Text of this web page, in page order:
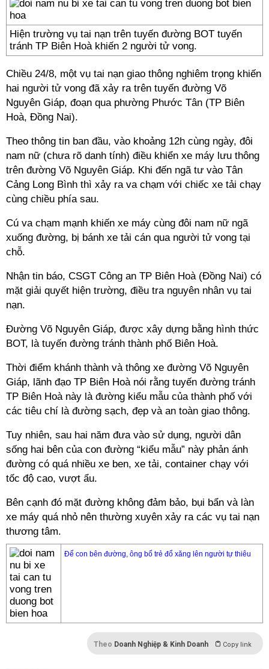
Hiện trường vụ tai nạn trên tuyến đường BOT tuyến
tránh TP Biên Hoà khiến 2 người tử vong.
Chiều 24/8, một vụ tai nạn giao thông nghiêm trọng khiến
hai người tử vong đã xảy ra trên tuyến đường Võ
Nguyên Giáp, đoạn qua phường Phước Tân (TP Biên
Hoà, Đồng Nai).
Theo thông tin ban đầu, vào khoảng 12h cùng ngày, đôi
nam nữ (chưa rõ danh tính) điều khiển xe máy lưu thông
trên đường Võ Nguyên Giáp. Khi đến ngã tư vào Tân
Cảng Long Bình thì xảy ra va chạm với chiếc xe tải chạy
cùng chiều phía sau.
Cú va chạm mạnh khiến xe máy cùng đôi nam nữ ngã
xuống đường, bị bánh xe tải cán qua người tử vong tại
chỗ.
Nhận tin báo, CSGT Công an TP Biên Hoà (Đồng Nai) có
mặt giải quyết hiện trường, điều tra nguyên nhân vụ tai
nạn.
Đường Võ Nguyên Giáp, được xây dựng bằng hình thức
BOT, là tuyến đường tránh thành phố Biên Hoà.
Thời điểm khánh thành và thông xe đường Võ Nguyên
Giáp, lãnh đạo TP Biên Hoà nói rằng tuyến đường tránh
TP Biên Hoà này là đường kiểu mẫu của thành phố với
các tiêu chí là đường sạch, đẹp và an toàn giao thông.
Tuy nhiên, sau hai năm đưa vào sử dụng, người dân
sống hai bên của con đường “kiểu mẫu” này phản ánh
đường có quá nhiều xe ben, xe tải, container chạy với
tốc độ cao, vượt ẩu.
Bên cạnh đó mặt đường không đảm bảo, bụi bẩn và làn
xe máy quá nhỏ nên thường xuyên xảy ra các vụ tai nạn
thương tâm.
Để con bên đường, ông bố trẻ đổ xăng lên người tự thiêu
Theo Doanh Nghiệp & Kinh Doanh Copy link